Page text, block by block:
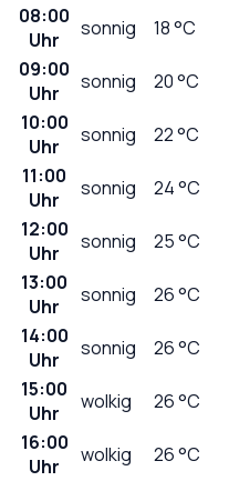
08:00
Uhr
sonnig 18°C
09:00
Uhr
sonnig 20°C
10:00
Uhr
sonnig 22°C
11:00
Uhr
sonnig 24°C
12:00
Uhr
sonnig 25°C
13:00
Uhr
sonnig 26°C
14:00
Uhr
sonnig 26°C
15:00
Uhr
wolkig 26°C
16:00
Uhr
wolkig 26°C